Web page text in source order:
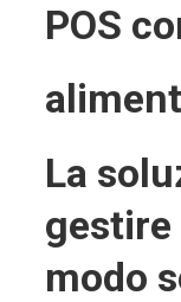
POS
La
gestire
modo